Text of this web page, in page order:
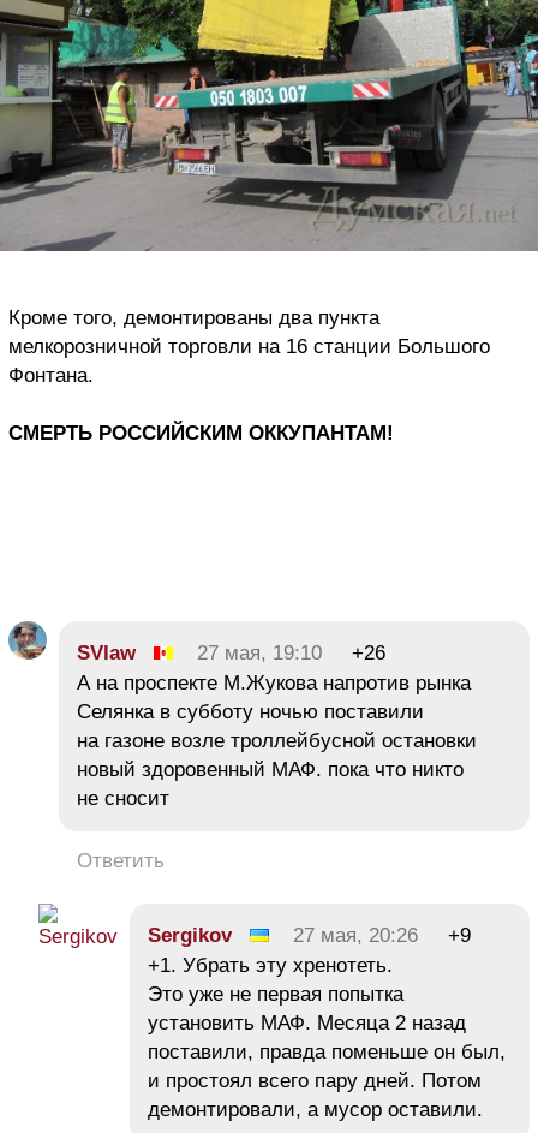
Кроме того, демонтированы два пункта
мелкорозничной торговли на 16 станции Большого
Фонтана.
СМЕРТЬ РОССИЙСКИМ ОККУПАНТАМ!
SVlaw 27 мая, 19:10
+26
А на проспекте М.Жукова напротив рынка
Селянка в субботу ночью поставили
на газоне возле троллейбусной остановки
новый здоровенный МАФ. пока что никто
не сносит
Ответить
Sergikov 27 мая, 20:26
+9
+1. Убрать эту хренотеть.
Это уже не первая попытка
установить МАФ. Месяца 2 назад
поставили, правда поменьше он был,
и простоял всего пару дней. Потом
демонтировали, а мусор оставили.